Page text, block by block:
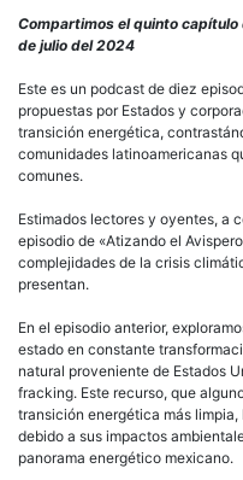
Compartimos el quinto capítulo
de julio del 2024
Este es un podcast de diez
propuestas por Estados y
transición energética,
comunidades latinoamericanas
comunes.
Estimados lectores y oyentes, a
episodio de «Atizando el
complejidades de la crisis
presentan.
En el episodio anterior,
estado en constante
natural proveniente de Estados
fracking. Este recurso, que
transición energética más
debido a sus impactos
panorama energético mexicano.